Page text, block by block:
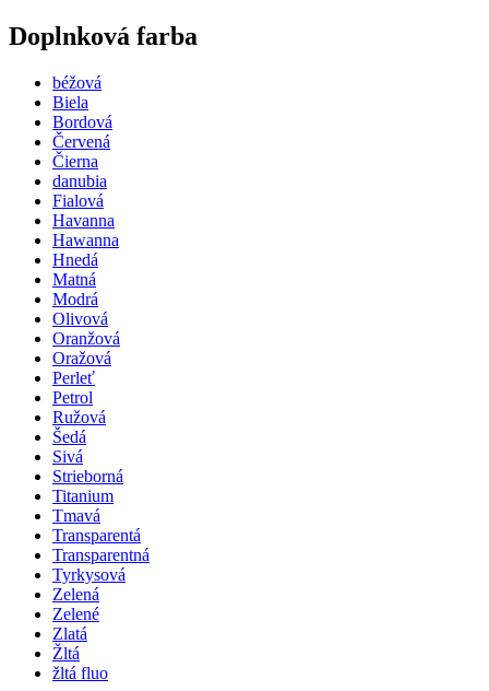
Doplnková farba
béžová
Biela
Bordová
Červená
Čierna
danubia
Fialová
Havanna
Hawanna
Hnedá
Matná
Modrá
Olivová
Oranžová
Oražová
Perleť
Petrol
Ružová
Šedá
Sivá
Strieborná
Titanium
Tmavá
Transparentá
Transparentná
Tyrkysová
Zelená
Zelené
Zlatá
Žltá
žltá fluo